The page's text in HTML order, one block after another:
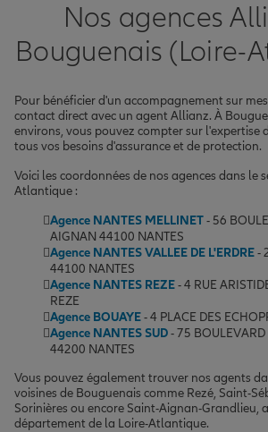
Nos agences
Bouguenais (Loire-
Pour bénéficier d'un accompagnement sur
contact direct avec un agent Allianz. À
environs, vous pouvez compter sur l'expertise
tous vos besoins d'assurance et de protection.
Voici les coordonnées de nos agences dans le
Atlantique :
Agence NANTES MELLINET- 56
AIGNAN 44100 NANTES
Agence NANTES VALLEE DE L'ERDRE-
44100 NANTES
Agence NANTES REZE- 4 RUE
REZE
Agence BOUAYE- 4 PLACE DES
Agence NANTES SUD- 75
44200 NANTES
Vous pouvez également trouver nos agents
voisines de Bouguenais comme Rezé, Saint-
Sorinières ou encore Saint-Aignan-Grandlieu,
département de la Loire-Atlantique.